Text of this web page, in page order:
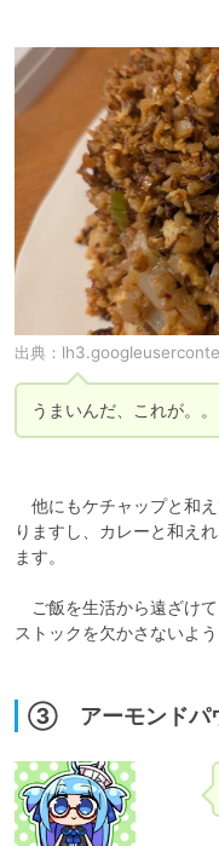
出典：
うまいんだ、これが。。
他にもケチャップと和
りますし、カレーと和え
ます。
ご飯を生活から遠ざけ
ストックを欠かさないよう
③ アーモンドパ